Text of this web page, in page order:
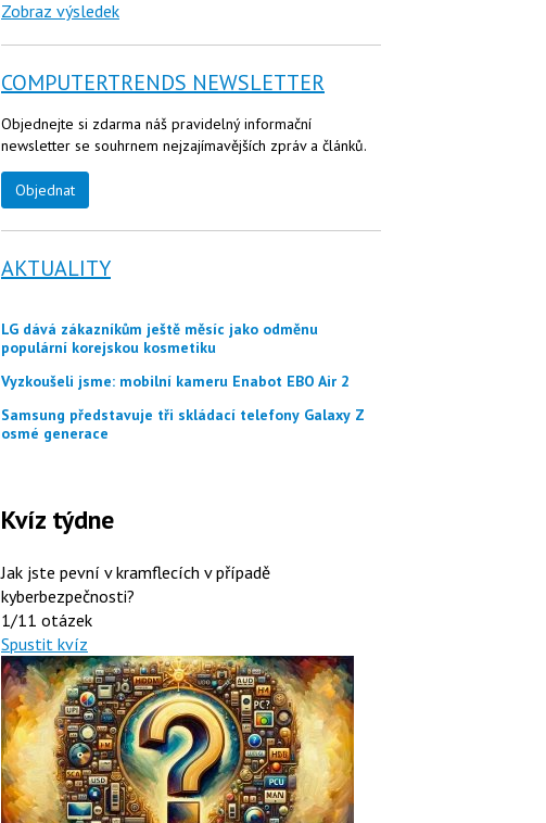
Zobraz výsledek
COMPUTERTRENDS NEWSLETTER
Objednejte si zdarma náš pravidelný informační
newsletter se souhrnem nejzajímavějších zpráv a článků.
Objednat
AKTUALITY
LG dává zákazníkům ještě měsíc jako odměnu
populární korejskou kosmetiku
Vyzkoušeli jsme: mobilní kameru Enabot EBO Air 2
Samsung představuje tři skládací telefony Galaxy Z
osmé generace
Kvíz týdne
Jak jste pevní v kramflecích v případě
kyberbezpečnosti?
1/11 otázek
Spustit kvíz